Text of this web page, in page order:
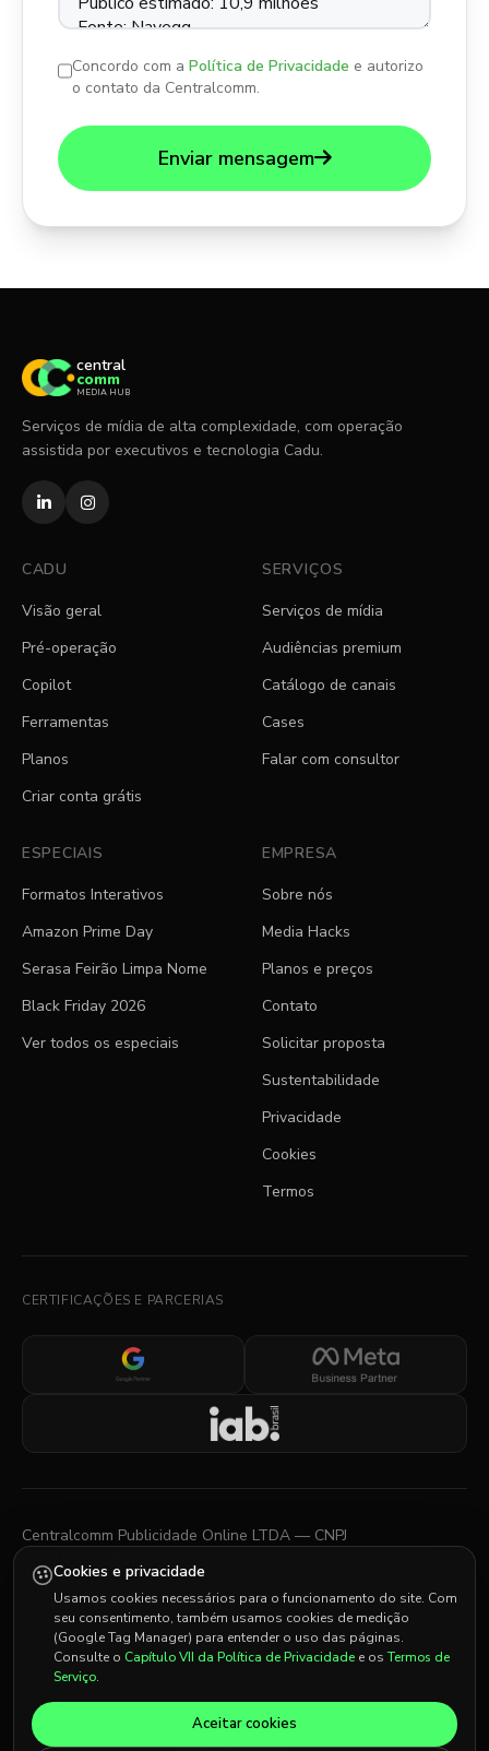
Concordo com aPolítica de Privacidade e autorizo
o contato da Centralcomm.
Enviar mensagem
central
comm
MEDIA HUB
Serviços de mídia de alta complexidade, com operação
assistida por executivos e tecnologia Cadu.
CADU
Visão geral
Pré-operação
Copilot
Ferramentas
Planos
Criar conta grátis
SERVIÇOS
Serviços de mídia
Audiências premium
Catálogo de canais
Cases
Falar com consultor
ESPECIAIS
Formatos Interativos
Amazon Prime Day
Serasa Feirão Limpa Nome
Black Friday 2026
Ver todos os especiais
EMPRESA
Sobre nós
Media Hacks
Planos e preços
Contato
Solicitar proposta
Sustentabilidade
Privacidade
Cookies
Termos
CERTIFICAÇÕES E PARCERIAS
Centralcomm Publicidade Online LTDA — CNPJ
Rua Sergipe, 1440 — Savassi, Belo Horizonte, MG
Av. Almirante Barroso, 81 — Centro, Rio de Janeiro, RJ
© 2026 Centralcomm. Todos os direitos reservados.
Cookies e privacidade
Usamos cookies necessários para o funcionamento do site. Com
seu consentimento, também usamos cookies de medição
(Google Tag Manager) para entender o uso das páginas.
Consulte o Capítulo VII da Política de Privacidade e osTermos de
Serviço.
Aceitar cookies